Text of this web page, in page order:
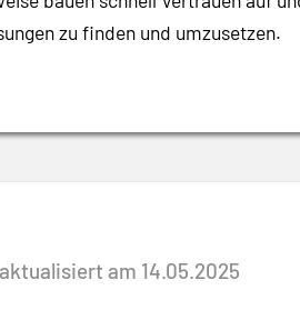
zu finden und umzusetzen.
am 14.05.2025